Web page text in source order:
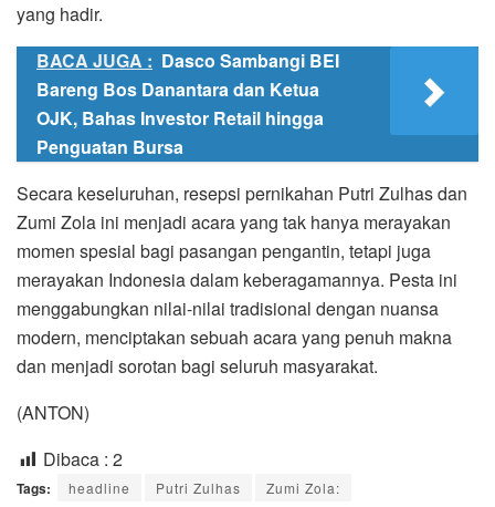
yang hadir.
BACA JUGA : Dasco Sambangi BEI
Bareng Bos Danantara dan Ketua
OJK, Bahas Investor Retail hingga
Penguatan Bursa
Secara keseluruhan, resepsi pernikahan Putri Zulhas dan
Zumi Zola ini menjadi acara yang tak hanya merayakan
momen spesial bagi pasangan pengantin, tetapi juga
merayakan Indonesia dalam keberagamannya. Pesta ini
menggabungkan nilai-nilai tradisional dengan nuansa
modern, menciptakan sebuah acara yang penuh makna
dan menjadi sorotan bagi seluruh masyarakat.
(ANTON)
Dibaca : 2
Tags: headline Putri Zulhas Zumi Zola: